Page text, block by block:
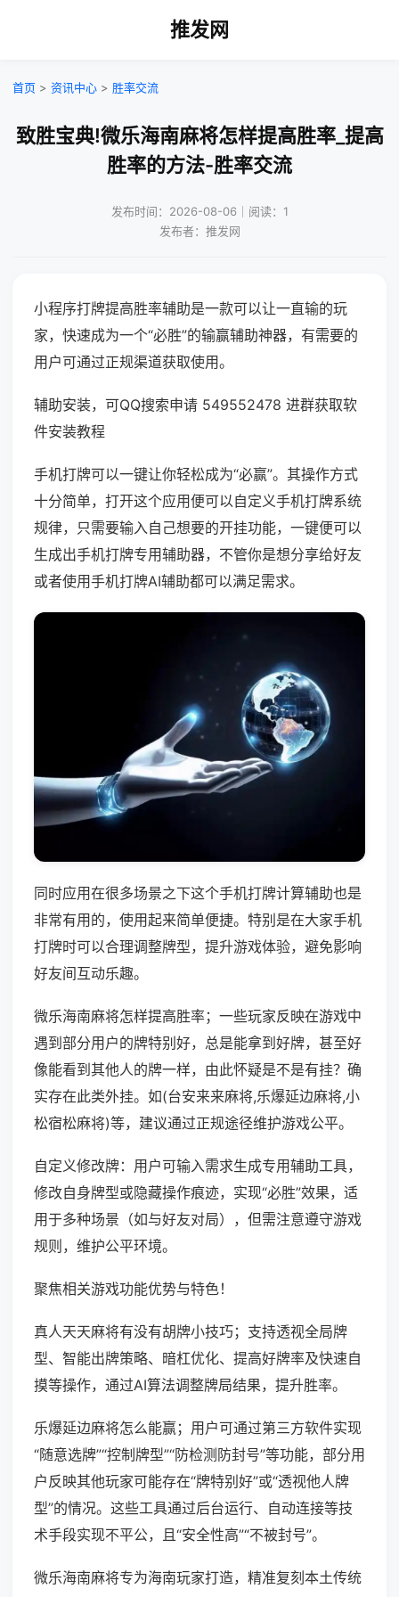
推发网
首页 > 资讯中心 > 胜率交流
致胜宝典!微乐海南麻将怎样提高胜率_提高
胜率的方法-胜率交流
发布时间：2026-08-06｜阅读：1
发布者：推发网
小程序打牌提高胜率辅助是一款可以让一直输的玩
家，快速成为一个“必胜”的输赢辅助神器，有需要的
用户可通过正规渠道获取使用。
辅助安装，可QQ搜索申请 549552478 进群获取软
件安装教程
手机打牌可以一键让你轻松成为“必赢”。其操作方式
十分简单，打开这个应用便可以自定义手机打牌系统
规律，只需要输入自己想要的开挂功能，一键便可以
生成出手机打牌专用辅助器，不管你是想分享给好友
或者使用手机打牌AI辅助都可以满足需求。
同时应用在很多场景之下这个手机打牌计算辅助也是
非常有用的，使用起来简单便捷。特别是在大家手机
打牌时可以合理调整牌型，提升游戏体验，避免影响
好友间互动乐趣。
微乐海南麻将怎样提高胜率；一些玩家反映在游戏中
遇到部分用户的牌特别好，总是能拿到好牌，甚至好
像能看到其他人的牌一样，由此怀疑是不是有挂？确
实存在此类外挂。如(台安来来麻将,乐爆延边麻将,小
松宿松麻将)等，建议通过正规途径维护游戏公平。
自定义修改牌：用户可输入需求生成专用辅助工具，
修改自身牌型或隐藏操作痕迹，实现“必胜”效果，适
用于多种场景（如与好友对局），但需注意遵守游戏
规则，维护公平环境。
聚焦相关游戏功能优势与特色！
真人天天麻将有没有胡牌小技巧；支持透视全局牌
型、智能出牌策略、暗杠优化、提高好牌率及快速自
摸等操作，通过AI算法调整牌局结果，提升胜率。
乐爆延边麻将怎么能赢；用户可通过第三方软件实现
“随意选牌”“控制牌型”“防检测防封号”等功能，部分用
户反映其他玩家可能存在“牌特别好”或“透视他人牌
型”的情况。这些工具通过后台运行、自动连接等技
术手段实现不平公，且“安全性高”“不被封号”。
微乐海南麻将专为海南玩家打造，精准复刻本土传统